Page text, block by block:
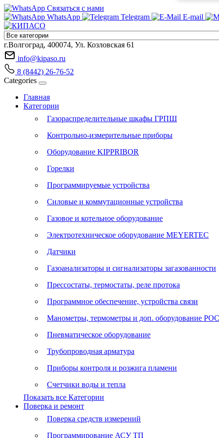
Связаться с нами
WhatsApp
Telegram E-mail
г.Волгоград, 400074, Ул. Козловская 61
info@kipaso.ru
8 (8442) 26-76-52
Categories
Главная
Категории
Газораспределительные шкафы ГРПШ
Контрольно-измерительные приборы
Оборудование KIPPRIBOR
Горелки
Программируемые устройства
Силовые и коммутационные устройства
Газовое и котельное оборудование
Электротехническое оборудование MEYERTEC
Датчики
Газоанализаторы и сигнализаторы загазованности
Прессостаты, термостаты, реле протока
Программное обеспечение, устройства связи
Манометры, термометры и доп. оборудование
Пневматическое оборудование
Трубопроводная арматура
Приборы контроля и розжига пламени
Счетчики воды и тепла
Показать все Категории
Поверка и ремонт
Поверка средств измерений
Программирование АСУ ТП